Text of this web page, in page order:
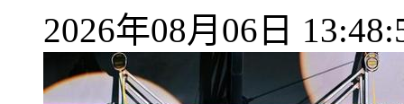
2026年08月06日